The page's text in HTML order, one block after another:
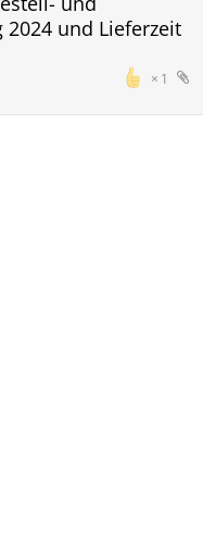
und Lieferzeit
1